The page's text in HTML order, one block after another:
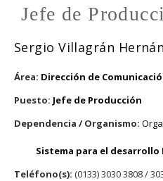
Jefe de
Sergio Villagrán
Área: Dirección de
Puesto: Jefe de Producción
Dependencia / Organismo:
Sistema para el desarrollo
Teléfono(s): (0133) 3030 3808 /